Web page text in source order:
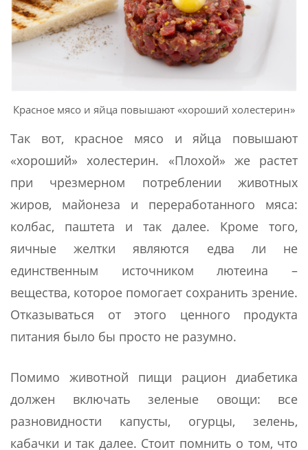
Красное мясо и яйца повышают «хороший холестерин»
Так вот, красное мясо и яйца повышают
«хороший» холестерин. «Плохой» же растет
при чрезмерном потреблении животных
жиров, майонеза и переработанного мяса:
колбас, паштета и так далее. Кроме того,
яичные желтки являются едва ли не
единственным источником лютеина –
вещества, которое помогает сохранить зрение.
Отказываться от этого ценного продукта
питания было бы просто не разумно.
Помимо животной пищи рацион диабетика
должен включать зеленые овощи: все
разновидности капусты, огурцы, зелень,
кабачки и так далее. Стоит помнить о том, что